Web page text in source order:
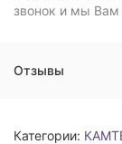
звонок и мы Вам
Отзывы
Категории: